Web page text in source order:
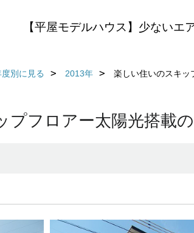
【平屋モデルハウス】少ない
度別に見る 2013年 楽しい住いのスキッ
プフロアー太陽光搭載